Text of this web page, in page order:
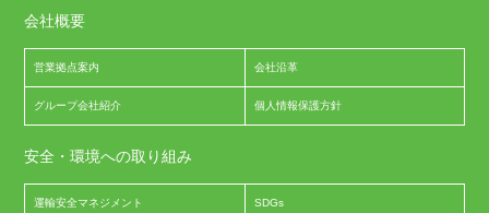
会社概要
営業拠点案内 会社沿革
グループ会社紹介 個人情報保護方針
安全・環境への取り組み
運輸安全マネジメント SDGs